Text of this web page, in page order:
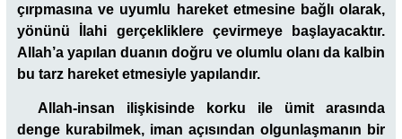
çırpmasına ve uyumlu hareket etmesine bağlı olarak,
yönünü İlahi gerçekliklere çevirmeye başlayacaktır.
Allah’a yapılan duanın doğru ve olumlu olanı da kalbin
bu tarz hareket etmesiyle yapılandır.
Allah-insan ilişkisinde korku ile ümit arasında
denge kurabilmek, iman açısından olgunlaşmanın bir